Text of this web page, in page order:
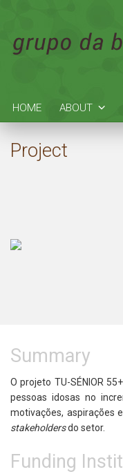
HOME ABOUT
Project
Summary
O projeto TU-SÉNIOR
pessoas idosas no
motivações, aspirações
stakeholdersdo setor.
Funding